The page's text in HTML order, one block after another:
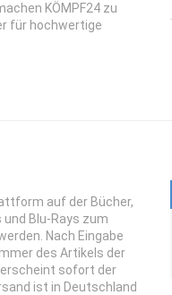
KÖMPF24 zu
für hochwertige
auf der Bücher,
und Blu-Rays zum
Nach Eingabe
des Artikels der
sofort der
ist in Deutschland